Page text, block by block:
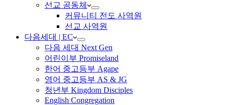
선교 공동체
커뮤니티 전도 사역원
선교 사역원
다음세대 | EC
다음 세대 Next Gen
어린이부 Promiseland
한어 중고등부 Agape
영어 중고등부 AS & JG
청년부 Kingdom Disciples
English Congregation